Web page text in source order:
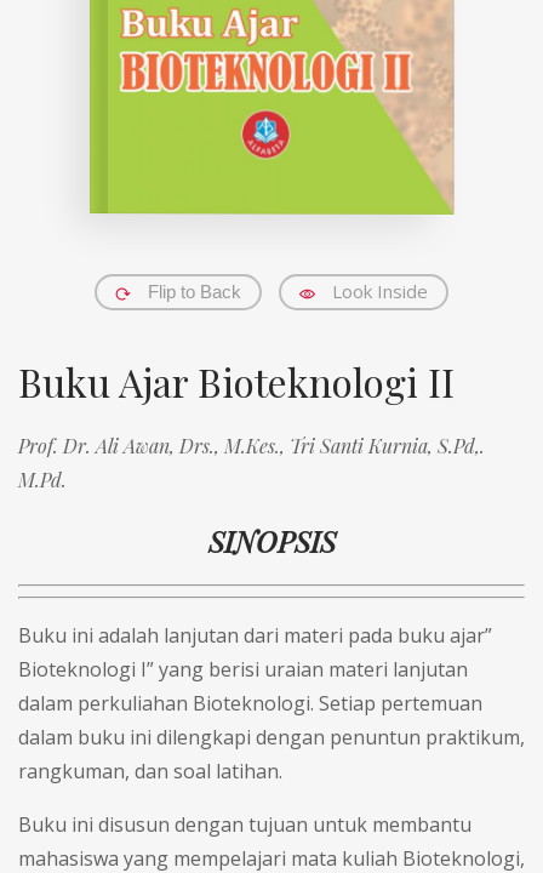
Flip to Back Look Inside
Buku Ajar Bioteknologi II
Prof. Dr. Ali Awan, Drs., M.Kes., Tri Santi Kurnia, S.Pd,.
M.Pd.
SINOPSIS
Buku ini adalah lanjutan dari materi pada buku ajar”
Bioteknologi I” yang berisi uraian materi lanjutan
dalam perkuliahan Bioteknologi. Setiap pertemuan
dalam buku ini dilengkapi dengan penuntun praktikum,
rangkuman, dan soal latihan.
Buku ini disusun dengan tujuan untuk membantu
mahasiswa yang mempelajari mata kuliah Bioteknologi,